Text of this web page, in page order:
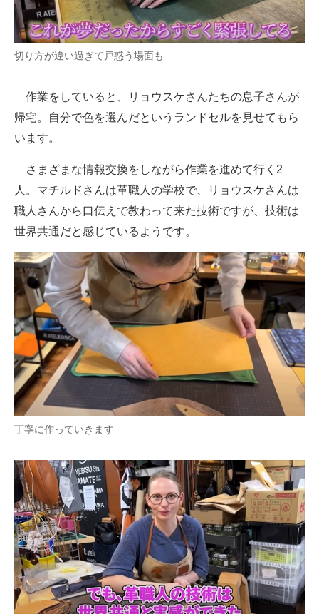
切り方が違い過ぎて戸惑う場面も
作業をしていると、リョウスケさんたちの息子さんが
帰宅。自分で色を選んだというランドセルを見せてもら
います。
さまざまな情報交換をしながら作業を進めて行く2
人。マチルドさんは革職人の学校で、リョウスケさんは
職人さんから口伝えで教わって来た技術ですが、技術は
世界共通だと感じているようです。
丁寧に作っていきます